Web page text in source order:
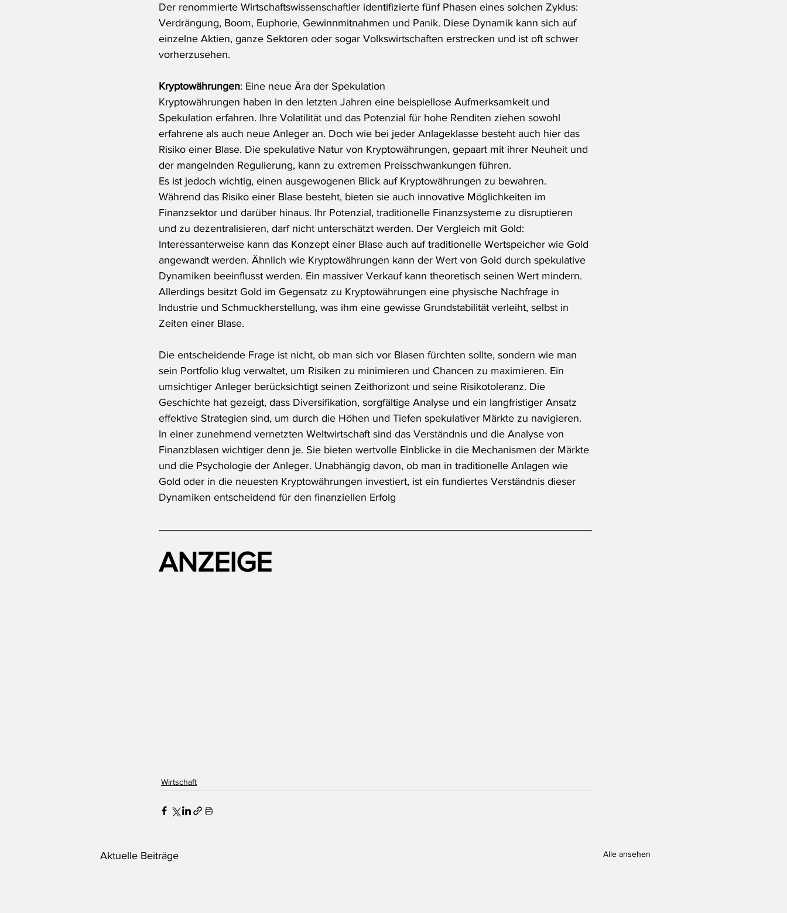
Der renommierte Wirtschaftswissenschaftler identifizierte fünf Phasen eines solchen Zyklus:
Verdrängung, Boom, Euphorie, Gewinnmitnahmen und Panik. Diese Dynamik kann sich auf
einzelne Aktien, ganze Sektoren oder sogar Volkswirtschaften erstrecken und ist oft schwer
vorherzusehen.
Kryptowährungen: Eine neue Ära der Spekulation
Kryptowährungen haben in den letzten Jahren eine beispiellose Aufmerksamkeit und
Spekulation erfahren. Ihre Volatilität und das Potenzial für hohe Renditen ziehen sowohl
erfahrene als auch neue Anleger an. Doch wie bei jeder Anlageklasse besteht auch hier das
Risiko einer Blase. Die spekulative Natur von Kryptowährungen, gepaart mit ihrer Neuheit und
der mangelnden Regulierung, kann zu extremen Preisschwankungen führen.
Es ist jedoch wichtig, einen ausgewogenen Blick auf Kryptowährungen zu bewahren.
Während das Risiko einer Blase besteht, bieten sie auch innovative Möglichkeiten im
Finanzsektor und darüber hinaus. Ihr Potenzial, traditionelle Finanzsysteme zu disruptieren
und zu dezentralisieren, darf nicht unterschätzt werden. Der Vergleich mit Gold:
Interessanterweise kann das Konzept einer Blase auch auf traditionelle Wertspeicher wie Gold
angewandt werden. Ähnlich wie Kryptowährungen kann der Wert von Gold durch spekulative
Dynamiken beeinflusst werden. Ein massiver Verkauf kann theoretisch seinen Wert mindern.
Allerdings besitzt Gold im Gegensatz zu Kryptowährungen eine physische Nachfrage in
Industrie und Schmuckherstellung, was ihm eine gewisse Grundstabilität verleiht, selbst in
Zeiten einer Blase.
Die entscheidende Frage ist nicht, ob man sich vor Blasen fürchten sollte, sondern wie man
sein Portfolio klug verwaltet, um Risiken zu minimieren und Chancen zu maximieren. Ein
umsichtiger Anleger berücksichtigt seinen Zeithorizont und seine Risikotoleranz. Die
Geschichte hat gezeigt, dass Diversifikation, sorgfältige Analyse und ein langfristiger Ansatz
effektive Strategien sind, um durch die Höhen und Tiefen spekulativer Märkte zu navigieren.
In einer zunehmend vernetzten Weltwirtschaft sind das Verständnis und die Analyse von
Finanzblasen wichtiger denn je. Sie bieten wertvolle Einblicke in die Mechanismen der Märkte
und die Psychologie der Anleger. Unabhängig davon, ob man in traditionelle Anlagen wie
Gold oder in die neuesten Kryptowährungen investiert, ist ein fundiertes Verständnis dieser
Dynamiken entscheidend für den finanziellen Erfolg
ANZEIGE
Wirtschaft
Aktuelle Beiträge Alle ansehen